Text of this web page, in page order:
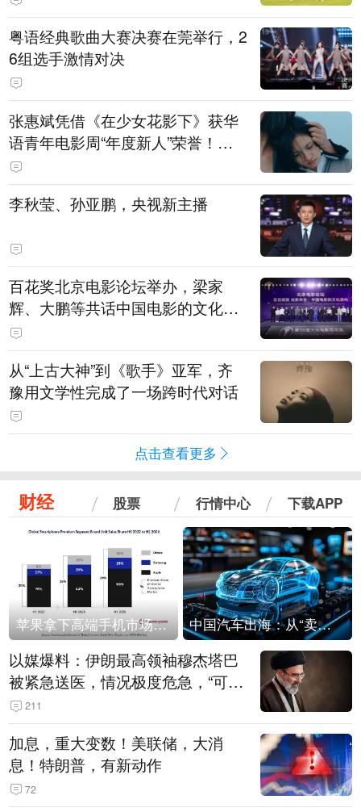
粤语经典歌曲大赛决赛在莞举行，2
6组选手激情对决
张惠斌凭借《在少女花影下》获华
语青年电影周“年度新人”荣誉！该
电影全程在广州取景，采用粤语对
白，主演均为广州本土演员
李秋莹、孙亚鹏，央视新主播
百花奖北京电影论坛举办，梁家
辉、大鹏等共话中国电影的文化建
构
从“上古大神”到《歌手》亚军，齐
豫用文学性完成了一场跨时代对话
点击查看更多
财经 股票 行情中心 下载APP
苹果拿下高端手机市场65%的份额：iPhone 17系列功不可没 中国汽车出海：从“卖出去”到“走进去”
以媒爆料：伊朗最高领袖穆杰塔巴
被紧急送医，情况极度危急，“可能
随时会死去”
211
加息，重大变数！美联储，大消
息！特朗普，有新动作
72